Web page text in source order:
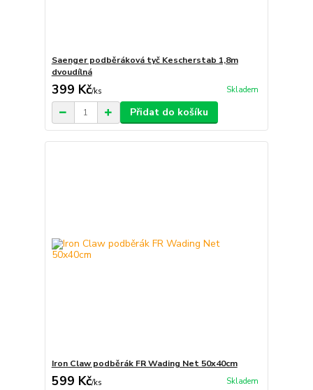
Saenger podběráková tyč Kescherstab 1,8m
dvoudílná
399 Kč/ks Skladem
Přidat do košíku
Iron Claw podběrák FR Wading Net 50x40cm
599 Kč/ks Skladem